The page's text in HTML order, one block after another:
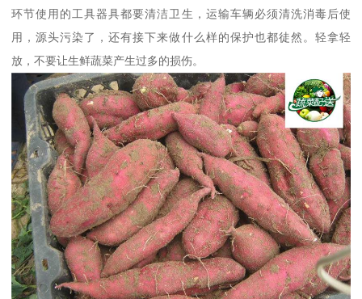
环节使用的工具器具都要清洁卫生，运输车辆必须清洗消毒后使
用，源头污染了，还有接下来做什么样的保护也都徒然。轻拿轻
放，不要让生鲜蔬菜产生过多的损伤。